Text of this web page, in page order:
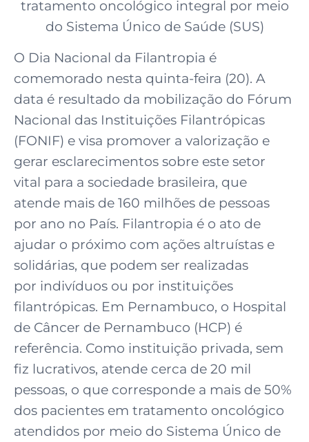
tratamento oncológico integral por meio
do Sistema Único de Saúde (SUS)
O Dia Nacional da Filantropia é
comemorado nesta quinta-feira (20). A
data é resultado da mobilização do Fórum
Nacional das Instituições Filantrópicas
(FONIF) e visa promover a valorização e
gerar esclarecimentos sobre este setor
vital para a sociedade brasileira, que
atende mais de 160 milhões de pessoas
por ano no País. Filantropia é o ato de
ajudar o próximo com ações altruístas e
solidárias, que podem ser realizadas
por indivíduos ou por instituições
filantrópicas. Em Pernambuco, o Hospital
de Câncer de Pernambuco (HCP) é
referência. Como instituição privada, sem
fiz lucrativos, atende cerca de 20 mil
pessoas, o que corresponde a mais de 50%
dos pacientes em tratamento oncológico
atendidos por meio do Sistema Único de